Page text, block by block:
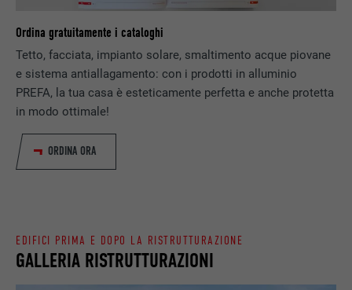
Ordina gratuitamente i cataloghi
Tetto, facciata, impianto solare, smaltimento acque piovane
e sistema antiallagamento: con i prodotti in alluminio
PREFA, la tua casa è esteticamente perfetta e anche protetta
in modo ottimale!
ORDINA ORA
GALLERIA RISTRUTTURAZIONI
EDIFICI PRIMA E DOPO LA RISTRUTTURAZIONE
NOME
PROVIDER Google Optimize
DECORSO
verificare se il browser permette
SCOPO
web selezionata dall’utente.
NOME lang
NOME bcookie